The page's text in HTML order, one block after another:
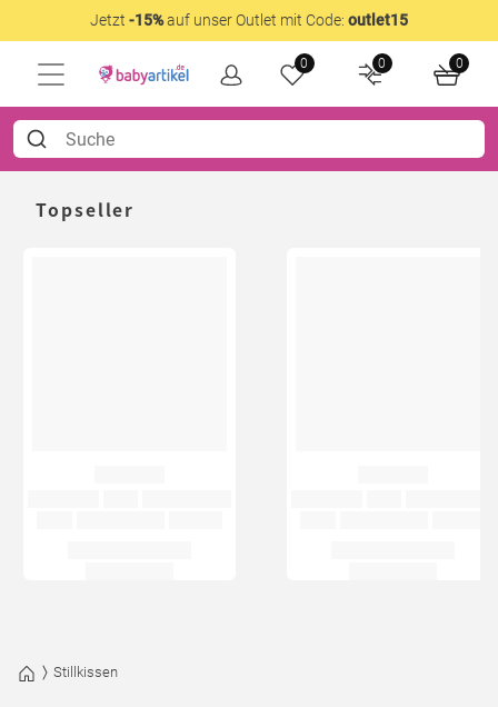
Jetzt -15%auf unser Outlet mit Code: outlet15
0 0 0
Topseller
Stillkissen